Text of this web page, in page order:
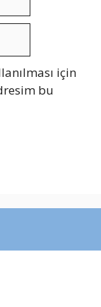
için
bu